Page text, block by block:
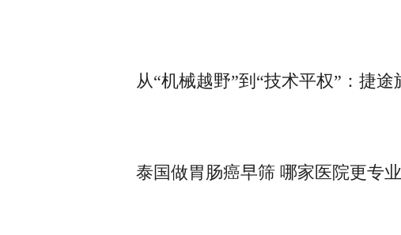
从“机械越野”到“技术平权”：捷
泰国做胃肠癌早筛 哪家医院更专业